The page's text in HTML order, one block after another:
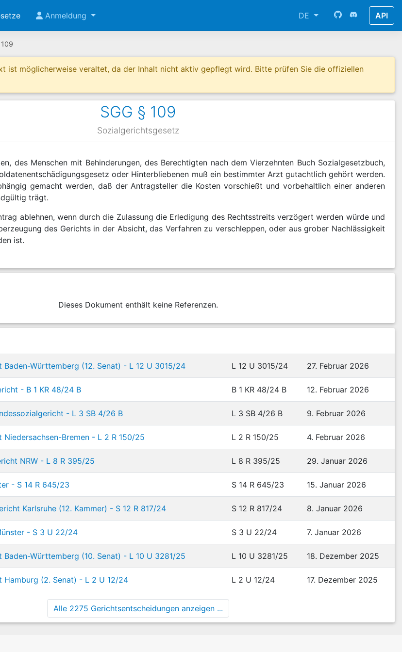
Anmeldung DE API
ist möglicherweise veraltet, da der Inhalt nicht aktiv gepflegt wird. Bitte prüfen Sie die offiziellen
SGG § 109
Sozialgerichtsgesetz
des Menschen mit Behinderungen, des Berechtigten nach dem Vierzehnten Buch Sozialgesetzbuch,
oder Hinterbliebenen muß ein bestimmter Arzt gutachtlich gehört werden.
gemacht werden, daß der Antragsteller die Kosten vorschießt und vorbehaltlich einer anderen
trägt.
ablehnen, wenn durch die Zulassung die Erledigung des Rechtsstreits verzögert werden würde und
des Gerichts in der Absicht, das Verfahren zu verschleppen, oder aus grober Nachlässigkeit
ist.
Dieses Dokument enthält keine Referenzen.
Württemberg (12. Senat) - L 12 U 3015/24 L 12 U 3015/24 27. Februar 2026
- B 1 KR 48/24 B B 1 KR 48/24 B 12. Februar 2026
- L 3 SB 4/26 B L 3 SB 4/26 B 9. Februar 2026
Bremen - L 2 R 150/25 L 2 R 150/25 4. Februar 2026
NRW - L 8 R 395/25 L 8 R 395/25 29. Januar 2026
- S 14 R 645/23 S 14 R 645/23 15. Januar 2026
Karlsruhe (12. Kammer) - S 12 R 817/24 S 12 R 817/24 8. Januar 2026
- S 3 U 22/24 S 3 U 22/24 7. Januar 2026
Württemberg (10. Senat) - L 10 U 3281/25 L 10 U 3281/25 18. Dezember 2025
(2. Senat) - L 2 U 12/24 L 2 U 12/24 17. Dezember 2025
Alle 2275 Gerichtsentscheidungen anzeigen ...